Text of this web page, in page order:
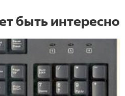
быть интересно